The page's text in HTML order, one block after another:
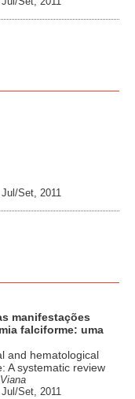
Set, 2011
manifestações
falciforme: uma
and hematological
A systematic review
Set, 2011